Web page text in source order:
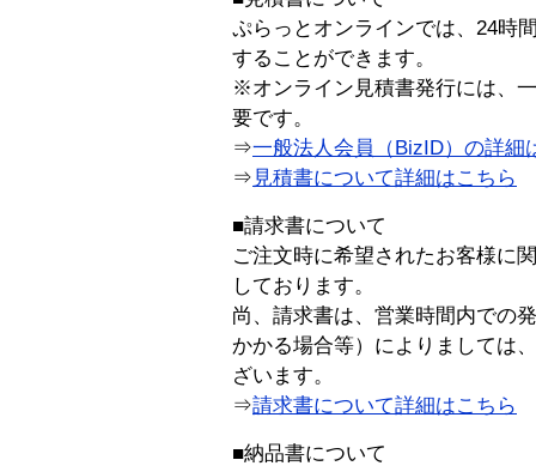
ぷらっとオンラインでは、24時
することができます。
※オンライン見積書発行には、
要です。
⇒一般法人会員（BizID）の詳細
⇒ 見積書について詳細はこちら
■請求書について
ご注文時に希望されたお客様に
しております。
尚、請求書は、営業時間内での
かかる場合等）によりましては
ざいます。
⇒請求書について詳細はこちら
■納品書について